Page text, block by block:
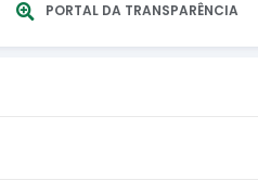
PORTAL DA TRANSPARÊNCIA